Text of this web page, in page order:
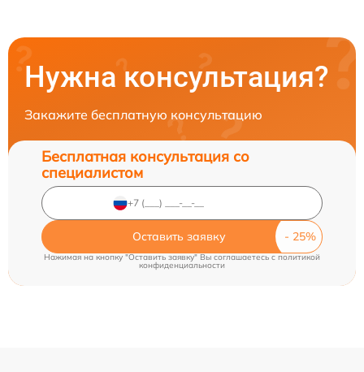
Нужна консультация?
Закажите бесплатную консультацию
Бесплатная консультация со
специалистом
Оставить заявку
Нажимая на кнопку "Оставить заявку" Вы соглашаетесь cполитикой
конфиденциальности